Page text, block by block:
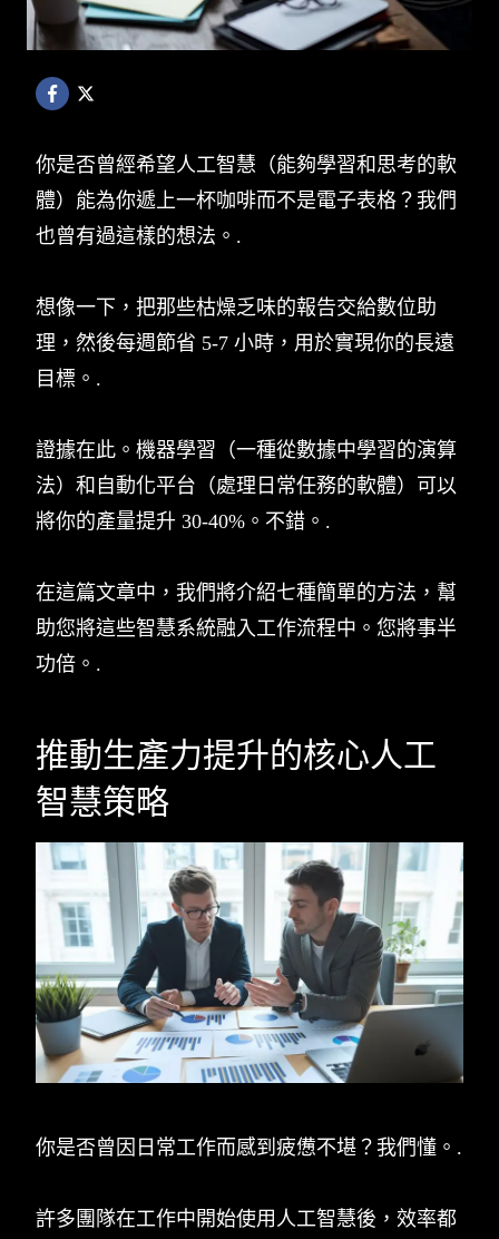
你是否曾經希望人工智慧（能夠學習和思考的軟
體）能為你遞上一杯咖啡而不是電子表格？我們
也曾有過這樣的想法。.
想像一下，把那些枯燥乏味的報告交給數位助
理，然後每週節省 5-7 小時，用於實現你的長遠
目標。.
證據在此。機器學習（一種從數據中學習的演算
法）和自動化平台（處理日常任務的軟體）可以
將你的產量提升 30-40%。不錯。.
在這篇文章中，我們將介紹七種簡單的方法，幫
助您將這些智慧系統融入工作流程中。您將事半
功倍。.
推動生產力提升的核心人工
智慧策略
你是否曾因日常工作而感到疲憊不堪？我們懂。.
許多團隊在工作中開始使用人工智慧後，效率都